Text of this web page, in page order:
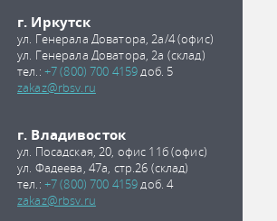
г. Иркутск
ул. Генерала Доватора, 2а/4 (офис)
ул. Генерала Доватора, 2а (склад)
тел.: +7 (800) 700 4159доб. 5
zakaz@rbsv.ru
г. Владивосток
ул. Посадская, 20, офис 11б (офис)
ул. Фадеева, 47а, стр.26 (склад)
тел.: +7 (800) 700 4159доб. 4
zakaz@rbsv.ru